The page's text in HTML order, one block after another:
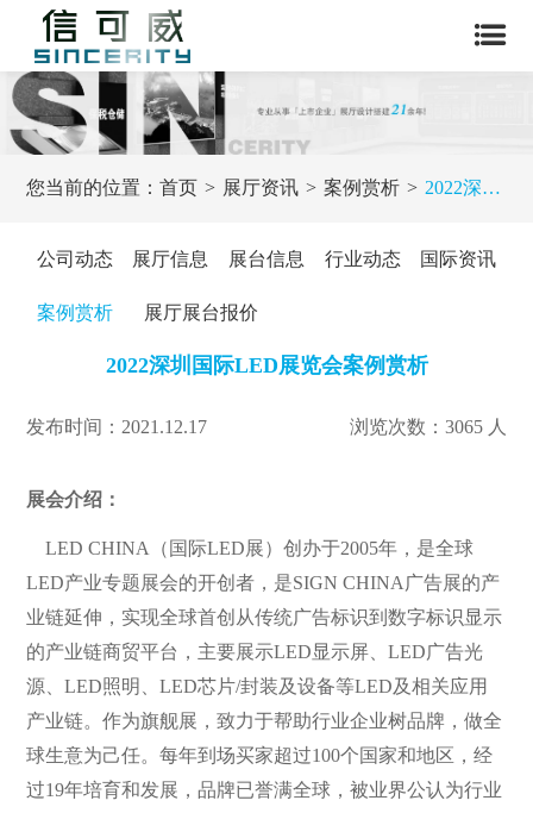
您当前的位置：首页 展厅资讯 案例赏析 2022深圳国际LED展览会案例赏析
公司动态 展厅信息 展台信息 行业动态 国际资讯
案例赏析 展厅展台报价
2022深圳国际LED展览会案例赏析
发布时间：2021.12.17 浏览次数：3065 人
展会介绍：
LED CHINA（国际LED展）创办于2005年，是全球
LED产业专题展会的开创者，是SIGN CHINA广告展的产
业链延伸，实现全球首创从传统广告标识到数字标识显示
的产业链商贸平台，主要展示LED显示屏、LED广告光
源、LED照明、LED芯片/封装及设备等LED及相关应用
产业链。作为旗舰展，致力于帮助行业企业树品牌，做全
球生意为己任。每年到场买家超过100个国家和地区，经
过19年培育和发展，品牌已誉满全球，被业界公认为行业